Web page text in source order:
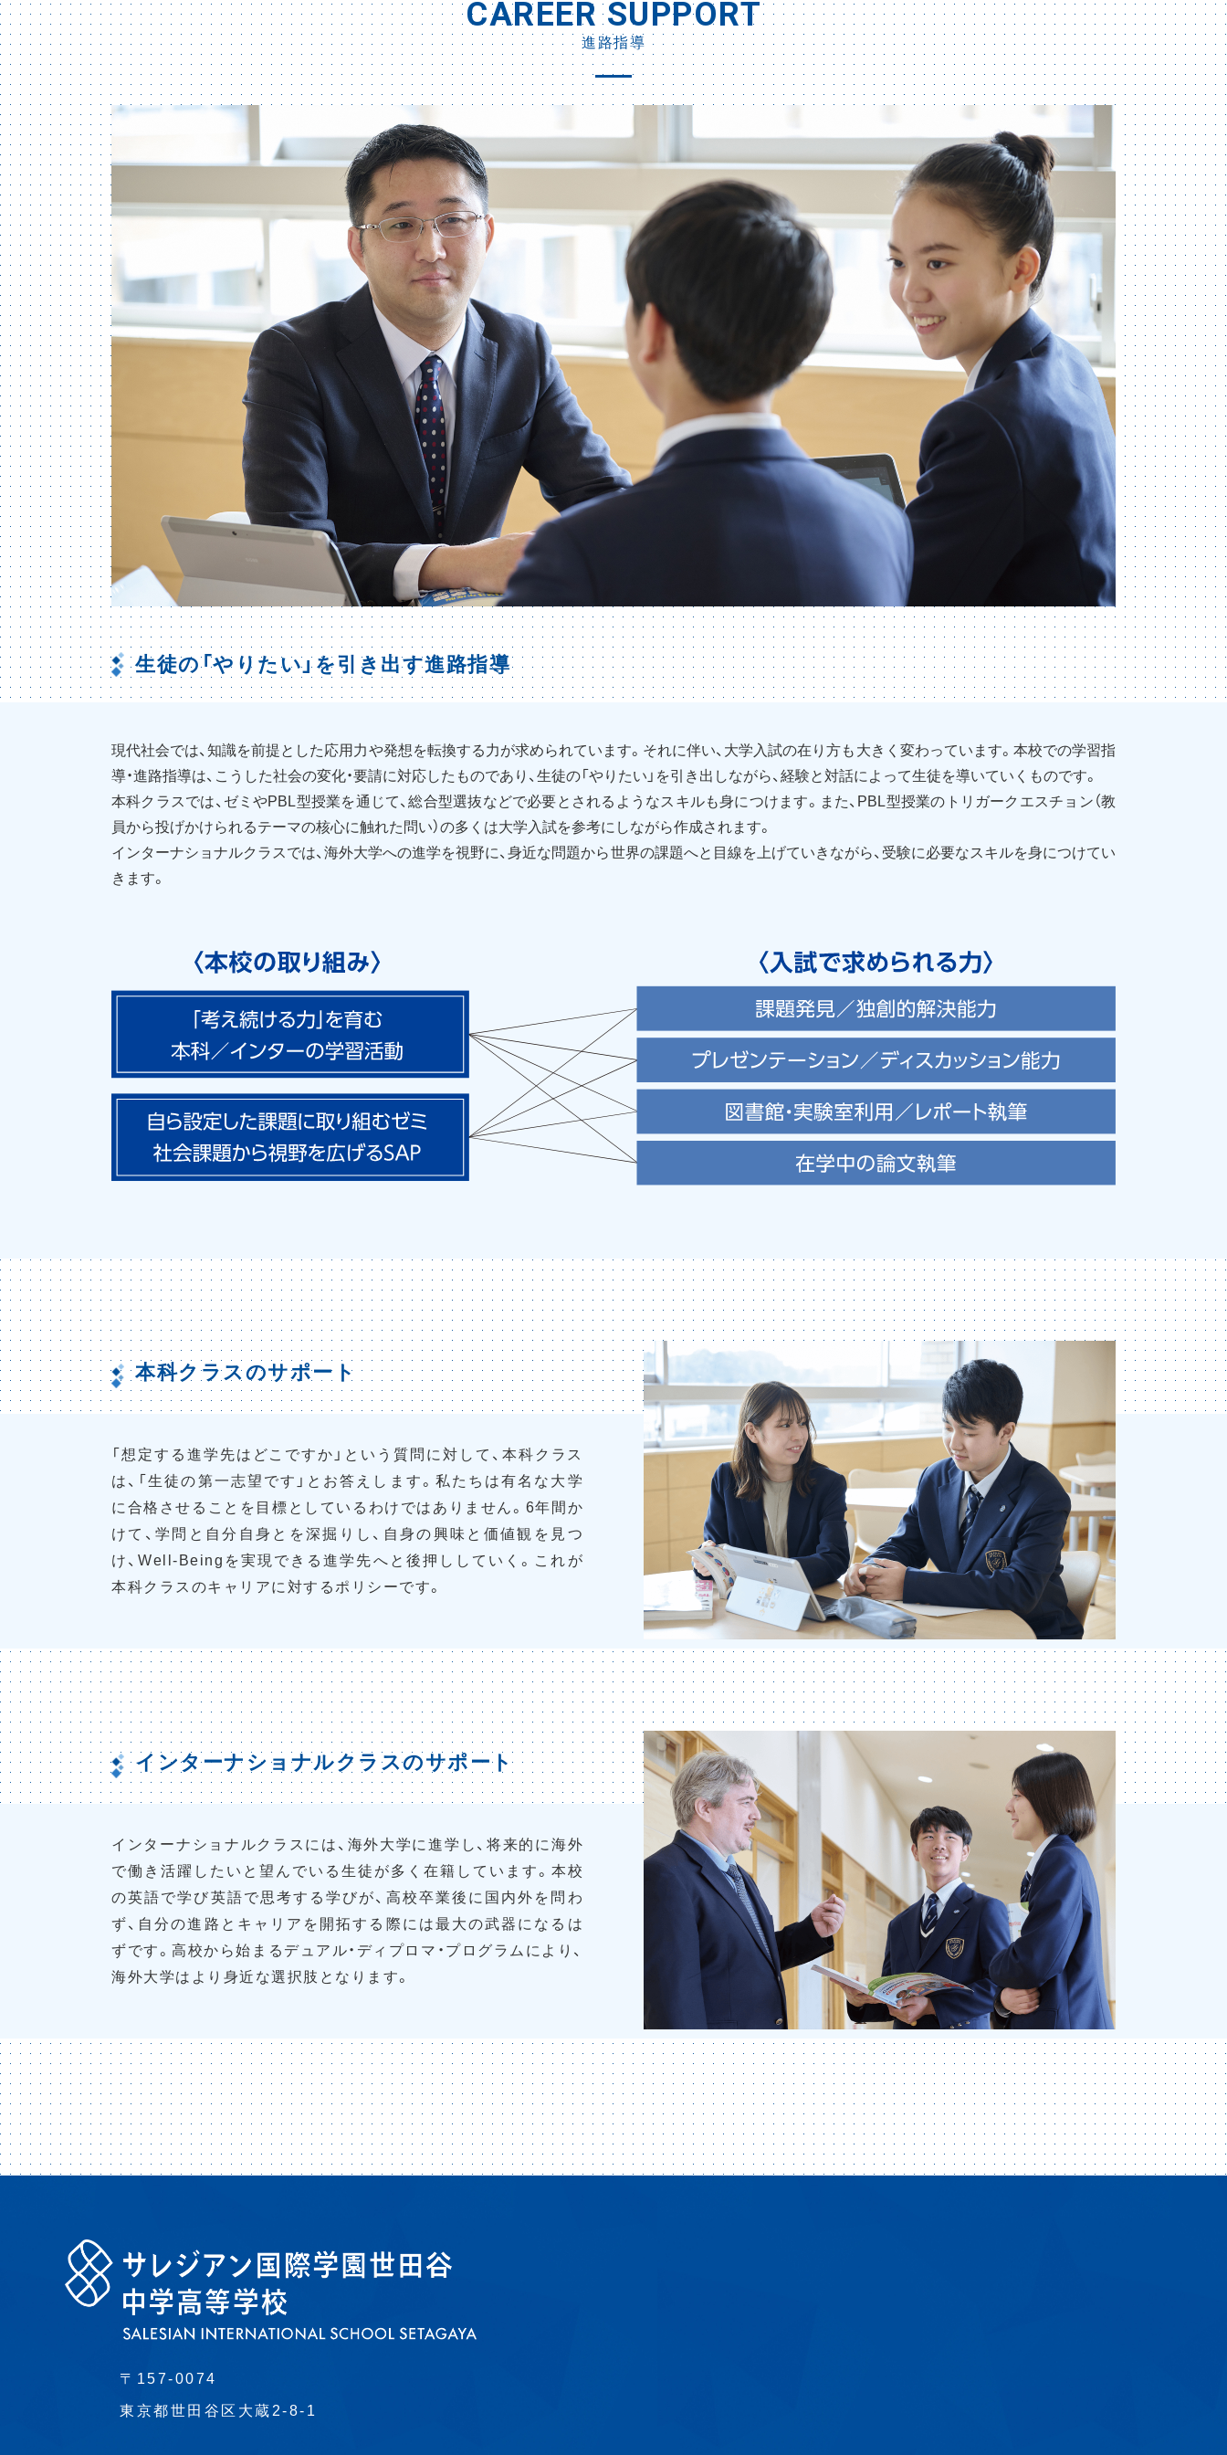
CAREER SUPPORT
進路指導
生徒の「やりたい」を引き出す進路指導
現代社会では、知識を前提とした応用力や発想を転換する力が求められています。それに伴い、大学入試の在り方も大きく変わっています。本校での学習指
導・進路指導は、こうした社会の変化・要請に対応したものであり、生徒の「やりたい」を引き出しながら、経験と対話によって生徒を導いていくものです。
本科クラスでは、ゼミやPBL型授業を通じて、総合型選抜などで必要とされるようなスキルも身につけます。また、PBL型授業のトリガークエスチョン（教
員から投げかけられるテーマの核心に触れた問い）の多くは大学入試を参考にしながら作成されます。
インターナショナルクラスでは、海外大学への進学を視野に、身近な問題から世界の課題へと目線を上げていきながら、受験に必要なスキルを身につけてい
きます。
本科クラスのサポート
「想定する進学先はどこですか」という質問に対して、本科クラス
は、「生徒の第一志望です」とお答えします。私たちは有名な大学
に合格させることを目標としているわけではありません。6年間か
けて、学問と自分自身とを深掘りし、自身の興味と価値観を見つ
け、Well-Beingを実現できる進学先へと後押ししていく。これが
本科クラスのキャリアに対するポリシーです。
インターナショナルクラスのサポート
インターナショナルクラスには、海外大学に進学し、将来的に海外
で働き活躍したいと望んでいる生徒が多く在籍しています。本校
の英語で学び英語で思考する学びが、高校卒業後に国内外を問わ
ず、自分の進路とキャリアを開拓する際には最大の武器になるは
ずです。高校から始まるデュアル・ディプロマ・プログラムにより、
海外大学はより身近な選択肢となります。
〒157-0074
東京都世田谷区大蔵2-8-1